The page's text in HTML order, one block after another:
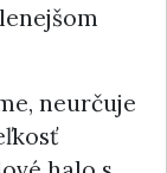
neurčuje